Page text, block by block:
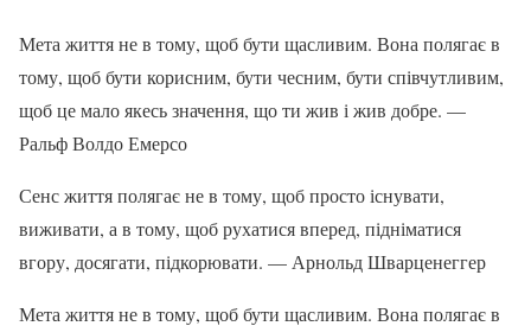
Мета життя не в тому, щоб бути щасливим. Вона полягає в
тому, щоб бути корисним, бути чесним, бути співчутливим,
щоб це мало якесь значення, що ти жив і жив добре. —
Ральф Волдо Емерсо
Сенс життя полягає не в тому, щоб просто існувати,
виживати, а в тому, щоб рухатися вперед, підніматися
вгору, досягати, підкорювати. — Арнольд Шварценеггер
Мета життя не в тому, щоб бути щасливим. Вона полягає в